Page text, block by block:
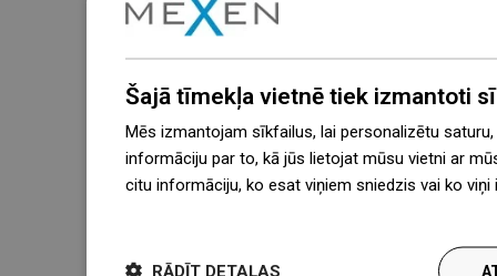
Šajā tīmekļa vietnē tiek izmantoti
Mēs izmantojam sīkfailus, lai personalizētu
informāciju par to, kā jūs lietojat mūsu vietni ar
citu informāciju, ko esat viņiem sniedzis vai ko
RĀDĪT DETAĻAS